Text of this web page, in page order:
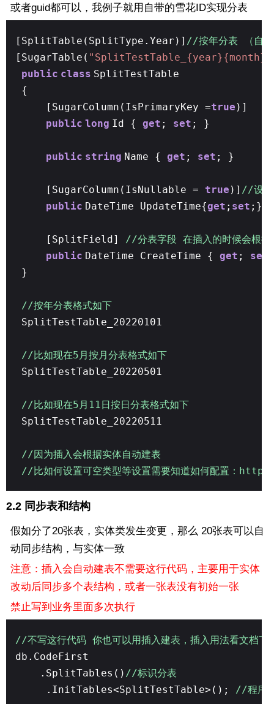
或者guid都可以，我例子就用自带的雪花ID实现分表
[SplitTable(SplitType.Year)] //按年分表 （自带
[SugarTable(
public class SplitTestTable
{
[SugarColumn(IsPrimaryKey =true )]
public long Id { get ; set ; }
public string Name { get ; set ; }
[SugarColumn(IsNullable = true )] //设置
public DateTime UpdateTime{get ; set ;}
[SplitField]
//分表字段 在插入的时候会根据
public DateTime CreateTime { get ; set
}
//按年分表格式如下
SplitTestTable_20220101
//比如现在5月按月分表格式如下
SplitTestTable_20220501
//比如现在5月11日按日分表格式如下
SplitTestTable_20220511
//因为插入会根据实体自动建表
//比如何设置可空类型等设置需要知道如何配置：
2.2 同步表和结构
假如分了20张表，实体类发生变更，那么 20张表可以自
动同步结构，与实体一致
注意：插入会自动建表不需要这行代码，主要用于实体
改动后同步多个表结构，或者一张表没有初始一张
禁止写到业务里面多次执行
//不写这行代码 你也可以用插入建表，插入用法看文档下
db.CodeFirst
.SplitTables() //标识分表
.InitTables<SplitTestTable>();
//程序